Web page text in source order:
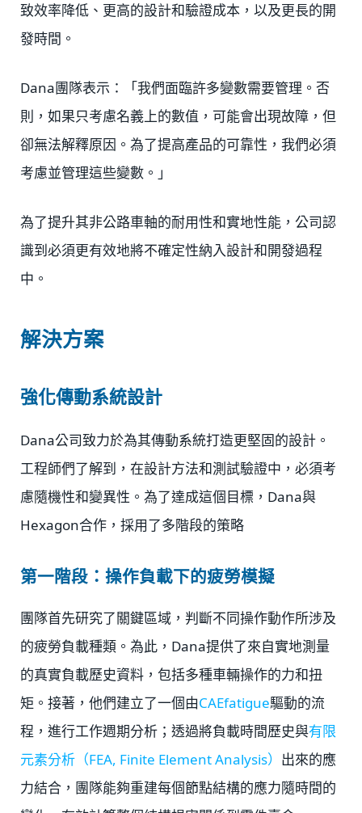
致效率降低、更高的設計和驗證成本，以及更長的開
發時間。
Dana團隊表示：「我們面臨許多變數需要管理。否
則，如果只考慮名義上的數值，可能會出現故障，但
卻無法解釋原因。為了提高產品的可靠性，我們必須
考慮並管理這些變數。」
為了提升其非公路車軸的耐用性和實地性能，公司認
識到必須更有效地將不確定性納入設計和開發過程
中。
解決方案
強化傳動系統設計
Dana公司致力於為其傳動系統打造更堅固的設計。
工程師們了解到，在設計方法和測試驗證中，必須考
慮隨機性和變異性。為了達成這個目標，Dana與
Hexagon合作，採用了多階段的策略
第一階段：操作負載下的疲勞模擬
團隊首先研究了關鍵區域，判斷不同操作動作所涉及
的疲勞負載種類。為此，Dana提供了來自實地測量
的真實負載歷史資料，包括多種車輛操作的力和扭
矩。接著，他們建立了一個由CAEfatigue驅動的流
程，進行工作週期分析；透過將負載時間歷史與有限
元素分析（FEA, Finite Element Analysis） 出來的應
力結合，團隊能夠重建每個節點結構的應力隨時間的